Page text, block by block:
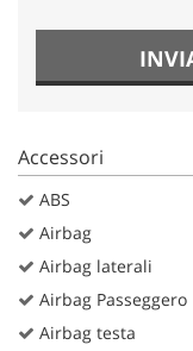
Accessori
ABS
Airbag
Airbag laterali
Airbag Passeggero
Airbag testa